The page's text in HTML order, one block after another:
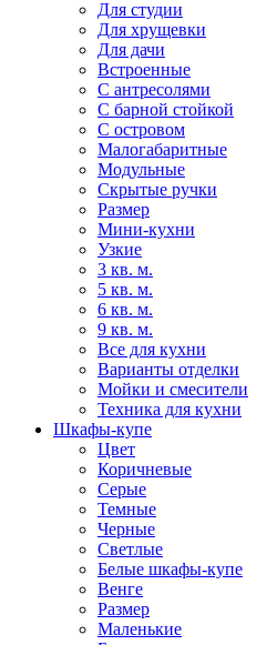
Для студии
Для хрущевки
Для дачи
Встроенные
С антресолями
С барной стойкой
С островом
Малогабаритные
Модульные
Скрытые ручки
Размер
Мини-кухни
Узкие
3 кв. м.
5 кв. м.
6 кв. м.
9 кв. м.
Все для кухни
Варианты отделки
Мойки и смесители
Техника для кухни
Шкафы-купе
Цвет
Коричневые
Серые
Темные
Черные
Светлые
Белые шкафы-купе
Венге
Размер
Маленькие